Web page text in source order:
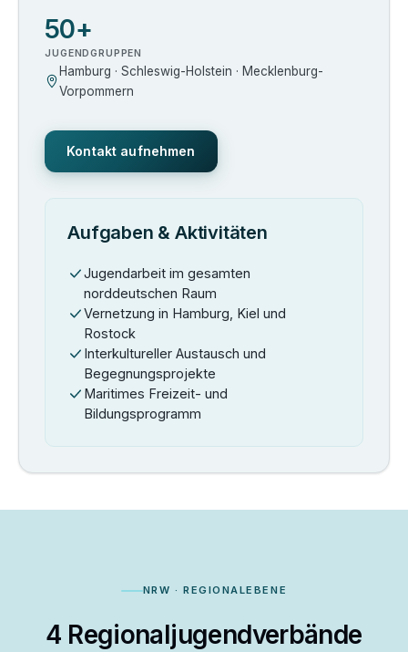
50+
JUGENDGRUPPEN
Hamburg · Schleswig-Holstein · Mecklenburg-
Vorpommern
Kontakt aufnehmen
Aufgaben & Aktivitäten
Jugendarbeit im gesamten
norddeutschen Raum
Vernetzung in Hamburg, Kiel und
Rostock
Interkultureller Austausch und
Begegnungsprojekte
Maritimes Freizeit- und
Bildungsprogramm
NRW · REGIONALEBENE
4 Regionaljugendverbände